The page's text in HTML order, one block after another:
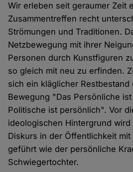
Wir erleben seit geraumer Zeit
Zusammentreffen recht
Strömungen und Traditionen.
Netzbewegung mit ihrer
Personen durch Kunstfiguren
so gleich mit neu zu erfinden.
sich ein kläglicher
Bewegung "Das Persönliche
Politische ist persönlich". Vor
ideologischen Hintergrund
Diskurs in der Öffentlichkeit
geführt wie der persönliche
Schwiegertochter.